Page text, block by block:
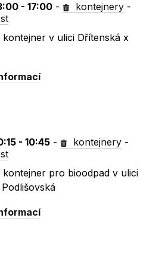
- 17:00 - kontejnery -
v ulici Dřítenská x
- 10:45 - kontejnery -
kontejner pro bioodpad v ulici